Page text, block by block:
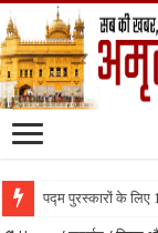
पद्म पुरस्कारों के